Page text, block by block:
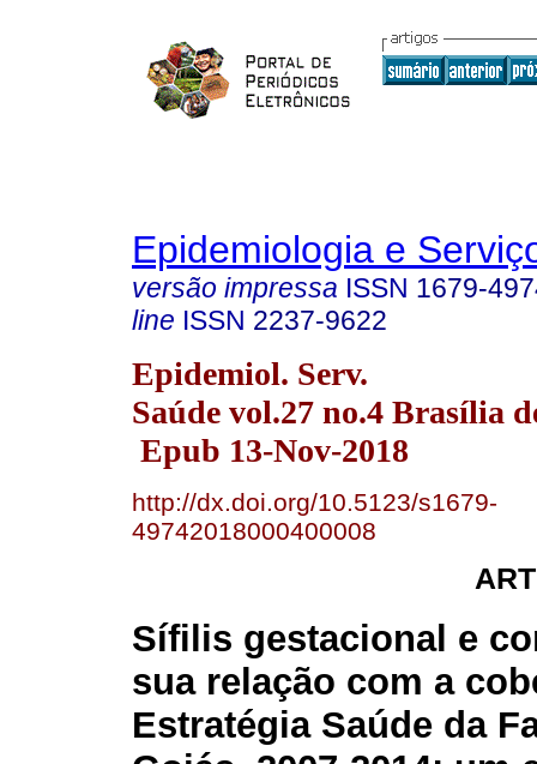
Epidemiologia e
versão impressa ISSN 1679-
line ISSN 2237-9622
Epidemiol. Serv.
Saúde vol.27 no.4 Brasília
Epub 13-Nov-2018
http://dx.doi.org/10.5123/s1679-
49742018000400008
Sífilis gestacional e
sua relação com a
Estratégia Saúde da